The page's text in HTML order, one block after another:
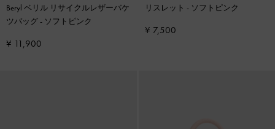
Beryl ベリル リサイクルレザーバケ
ツバッグ- ソフトピンク
¥ 11,900
リスレット - ソフトピンク
¥ 7,500